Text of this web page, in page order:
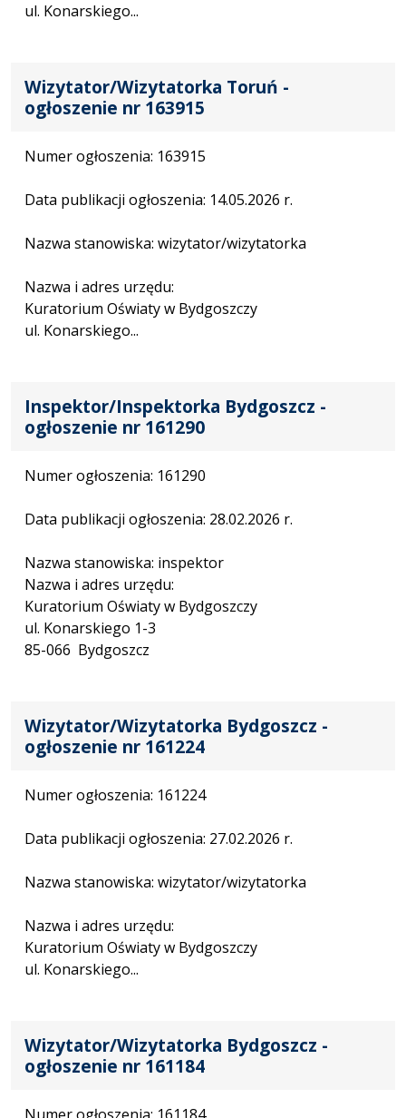
ul. Konarskiego...
Wizytator/Wizytatorka Toruń -
ogłoszenie nr 163915
Numer ogłoszenia: 163915
Data publikacji ogłoszenia: 14.05.2026 r.
Nazwa stanowiska: wizytator/wizytatorka
Nazwa i adres urzędu:
Kuratorium Oświaty w Bydgoszczy
ul. Konarskiego...
Inspektor/Inspektorka Bydgoszcz -
ogłoszenie nr 161290
Numer ogłoszenia: 161290
Data publikacji ogłoszenia: 28.02.2026 r.
Nazwa stanowiska: inspektor
Nazwa i adres urzędu:
Kuratorium Oświaty w Bydgoszczy
ul. Konarskiego 1-3
85-066 Bydgoszcz
Wizytator/Wizytatorka Bydgoszcz -
ogłoszenie nr 161224
Numer ogłoszenia: 161224
Data publikacji ogłoszenia: 27.02.2026 r.
Nazwa stanowiska: wizytator/wizytatorka
Nazwa i adres urzędu:
Kuratorium Oświaty w Bydgoszczy
ul. Konarskiego...
Wizytator/Wizytatorka Bydgoszcz -
ogłoszenie nr 161184